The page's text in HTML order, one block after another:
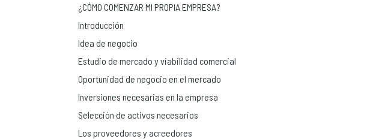
¿CÓMO COMENZAR MI PROPIA EMPRESA?
Introducción
Idea de negocio
Estudio de mercado y viabilidad comercial
Oportunidad de negocio en el mercado
Inversiones necesarias en la empresa
Selección de activos necesarios
Los proveedores y acreedores